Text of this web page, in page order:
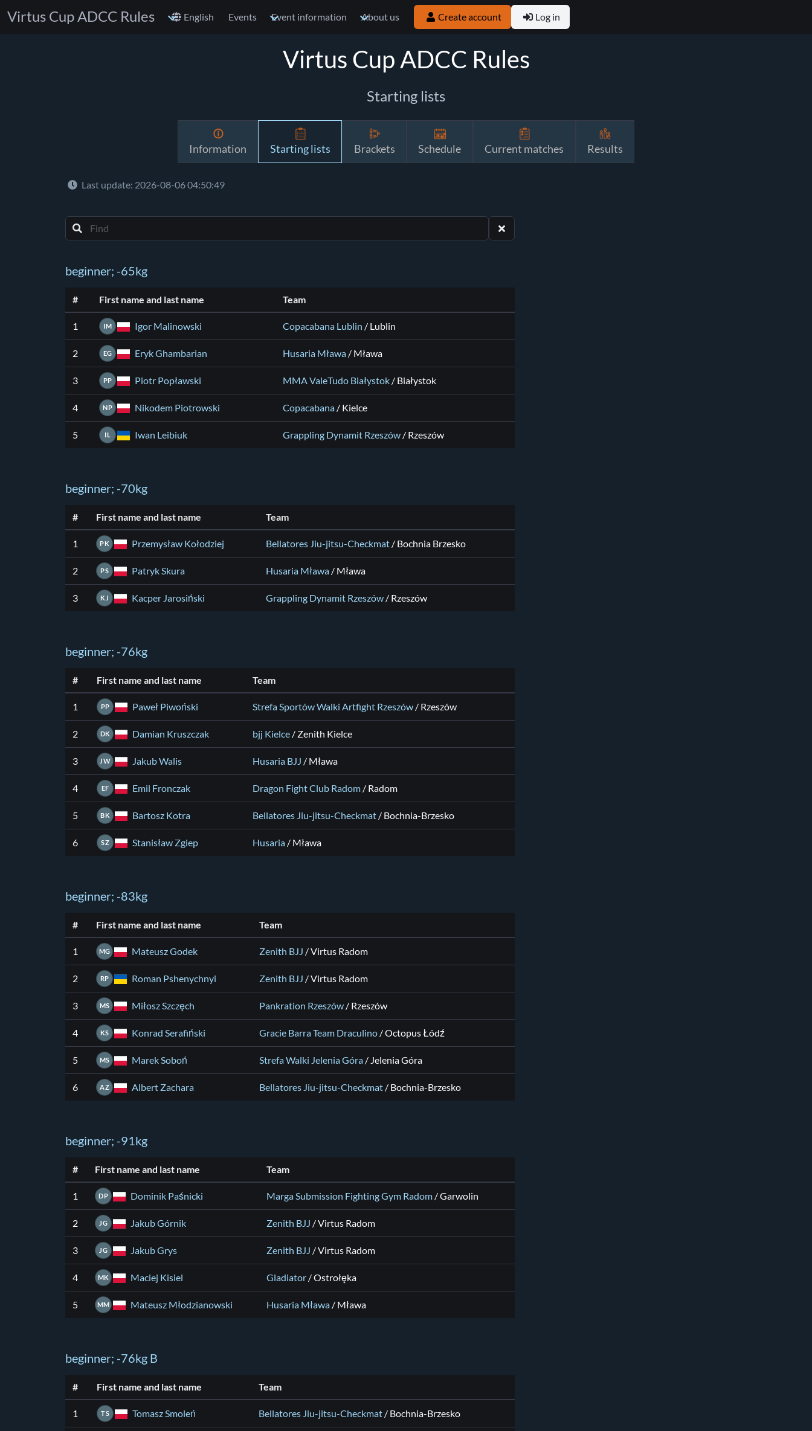
Virtus Cup ADCC Rules English Events Event information About us Create account Log in
Virtus Cup ADCC Rules
Starting lists
Information Starting lists Brackets Schedule Current matches Results
Last update: 2026-08-06 04:50:49
beginner; -65kg
# First name and last name Team
1 IM Igor Malinowski Copacabana Lublin / Lublin
2 EG Eryk Ghambarian Husaria Mława / Mława
3 PP Piotr Popławski MMA ValeTudo Białystok / Białystok
4 NP Nikodem Piotrowski Copacabana / Kielce
5 IL Iwan Leibiuk Grappling Dynamit Rzeszów / Rzeszów
beginner; -70kg
# First name and last name Team
1 PK Przemysław Kołodziej Bellatores Jiu-jitsu-Checkmat / Bochnia Brzesko
2 PS Patryk Skura Husaria Mława / Mława
3 KJ Kacper Jarosiński Grappling Dynamit Rzeszów / Rzeszów
beginner; -76kg
# First name and last name Team
1 PP Paweł Piwoński Strefa Sportów Walki Artfight Rzeszów / Rzeszów
2 DK Damian Kruszczak bjj Kielce / Zenith Kielce
3 JW Jakub Walis Husaria BJJ / Mława
4 EF Emil Fronczak Dragon Fight Club Radom / Radom
5 BK Bartosz Kotra Bellatores Jiu-jitsu-Checkmat / Bochnia-Brzesko
6 SZ Stanisław Zgiep Husaria / Mława
beginner; -83kg
# First name and last name Team
1 MG Mateusz Godek Zenith BJJ /Virtus Radom
2 RP Roman Pshenychnyi Zenith BJJ /Virtus Radom
3 MS Miłosz Szczęch Pankration Rzeszów / Rzeszów
4 KS Konrad Serafiński Gracie Barra Team Draculino /Octopus Łódź
5 MS Marek Soboń Strefa Walki Jelenia Góra / Jelenia Góra
6 AZ Albert Zachara Bellatores Jiu-jitsu-Checkmat / Bochnia-Brzesko
beginner; -91kg
# First name and last name Team
1 DP Dominik Paśnicki Marga Submission Fighting Gym Radom /Garwolin
2 JG Jakub Górnik Zenith BJJ /Virtus Radom
3 JG Jakub Grys Zenith BJJ /Virtus Radom
4 MK Maciej Kisiel Gladiator /Ostrołęka
5 MM Mateusz Młodzianowski Husaria Mława / Mława
beginner; -76kg B
# First name and last name Team
1 TS Tomasz Smoleń Bellatores Jiu-jitsu-Checkmat / Bochnia-Brzesko